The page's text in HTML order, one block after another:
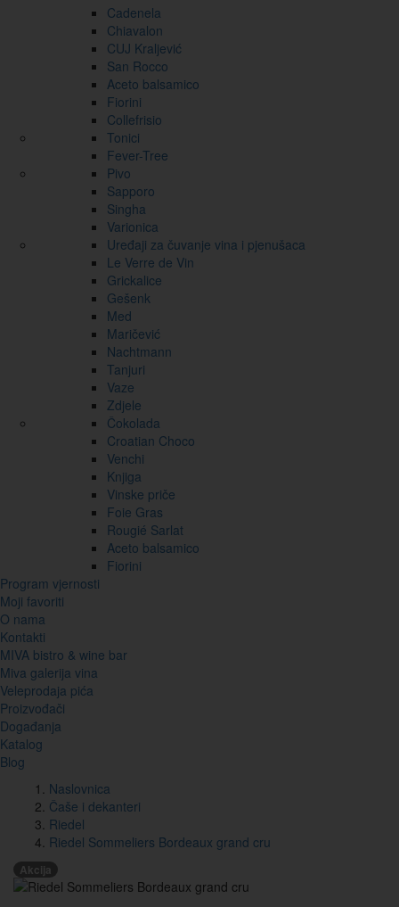
Cadenela
Chiavalon
CUJ Kraljević
San Rocco
Aceto balsamico
Fiorini
Collefrisio
Tonici
Fever-Tree
Pivo
Sapporo
Singha
Varionica
Uređaji za čuvanje vina i pjenušaca
Le Verre de Vin
Grickalice
Gešenk
Med
Maričević
Nachtmann
Tanjuri
Vaze
Zdjele
Čokolada
Croatian Choco
Venchi
Knjiga
Vinske priče
Foie Gras
Rougié Sarlat
Aceto balsamico
Fiorini
Program vjernosti
Moji favoriti
O nama
Kontakti
MIVA bistro & wine bar
Miva galerija vina
Veleprodaja pića
Proizvođači
Događanja
Katalog
Blog
Naslovnica
Čaše i dekanteri
Riedel
Riedel Sommeliers Bordeaux grand cru
Akcija